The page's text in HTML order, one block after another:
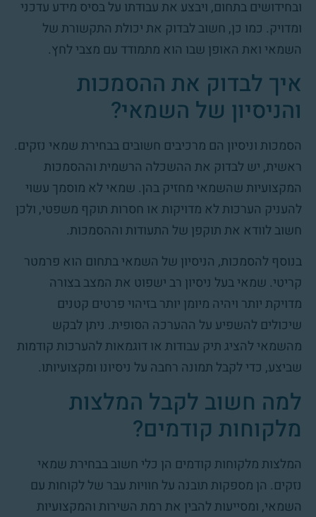
ובחידושים בתחום, ויבצע את עבודתו על בסיס מידע עדכני
ומדויק. כמו כן, חשוב לבדוק את יכולת התקשורת של
השמאי ואת האופן שבו הוא מתמודד עם מצבי לחץ.
איך לבדוק את ההסמכות
והניסיון של השמאי?
הסמכות וניסיון הם מרכיבים חשובים בבחירת שמאי נזקים.
ראשית, יש לבדוק את ההשכלה הרשמית וההסמכות
המקצועיות שהשמאי מחזיק בהן. שמאי לא מוסמך עשוי
להעניק הערכות לא מדויקות או חסרות תוקף משפטי, ולכן
חשוב לוודא את תוקפן של התעודות וההסמכות.
בנוסף להסמכות, הניסיון של השמאי בתחום הוא פרמטר
קריטי. שמאי בעל ניסיון רב ישפוט את המצב בצורה
מדויקת יותר ויהיה מיומן יותר בזיהוי פרטים קטנים
שיכולים להשפיע על ההערכה הסופית. ניתן לבקש
מהשמאי להציג תיק עבודות או דוגמאות להערכות קודמות
שביצע, כדי לקבל תמונה רחבה על ניסיונו ומקצועיותו.
למה חשוב לקבל המלצות
מלקוחות קודמים?
המלצות מלקוחות קודמים הן כלי חשוב בבחירת שמאי
נזקים. הן מספקות תובנה על חוויות עבר של לקוחות עם
השמאי, ומסייעות להבין את רמת השירות והמקצועיות